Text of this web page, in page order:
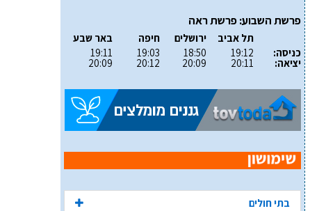
פרשת השבוע: פרשת ראה
כניסה:
יציאה:
תל אביב
19:12
20:11
ירושלים
18:50
20:09
חיפה
19:03
20:12
באר שבע
19:11
20:09
בתי חולים